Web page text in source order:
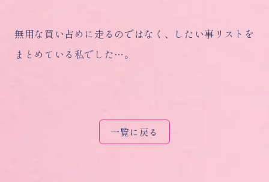
無用な買い占めに走るのではなく、したい事リストを
まとめている私でした…。
一覧に戻る